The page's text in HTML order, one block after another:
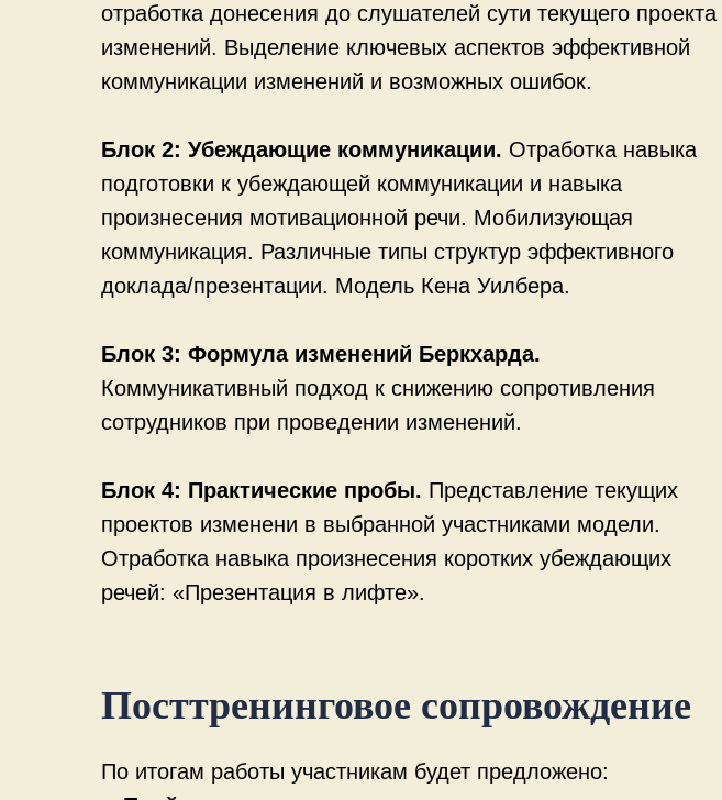
отработка донесения до слушателей сути текущего проекта
изменений. Выделение ключевых аспектов эффективной
коммуникации изменений и возможных ошибок.
Блок 2: Убеждающие коммуникации. Отработка навыка
подготовки к убеждающей коммуникации и навыка
произнесения мотивационной речи. Мобилизующая
коммуникация. Различные типы структур эффективного
доклада/презентации. Модель Кена Уилбера.
Блок 3: Формула изменений Беркхарда.
Коммуникативный подход к снижению сопротивления
сотрудников при проведении изменений.
Блок 4: Практические пробы. Представление текущих
проектов изменени в выбранной участниками модели.
Отработка навыка произнесения коротких убеждающих
речей: «Презентация в лифте».
Посттренинговое сопровождение
По итогам работы участникам будет предложено: